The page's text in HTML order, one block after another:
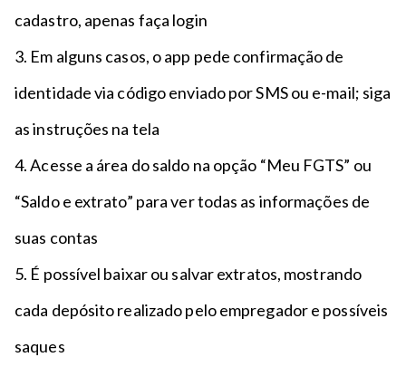
cadastro, apenas faça login
3. Em alguns casos, o app pede confirmação de
identidade via código enviado por SMS ou e-mail; siga
as instruções na tela
4. Acesse a área do saldo na opção “Meu FGTS” ou
“Saldo e extrato” para ver todas as informações de
suas contas
5. É possível baixar ou salvar extratos, mostrando
cada depósito realizado pelo empregador e possíveis
saques